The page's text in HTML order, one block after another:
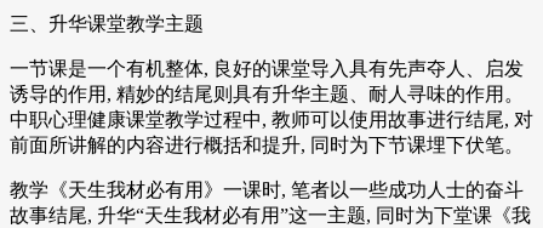
三、升华课堂教学主题
一节课是一个有机整体, 良好的课堂导入具有先声夺人、启发
诱导的作用, 精妙的结尾则具有升华主题、耐人寻味的作用。
中职心理健康课堂教学过程中, 教师可以使用故事进行结尾, 对
前面所讲解的内容进行概括和提升, 同时为下节课埋下伏笔。
教学《天生我材必有用》一课时, 笔者以一些成功人士的奋斗
故事结尾, 升华“天生我材必有用”这一主题, 同时为下堂课《我